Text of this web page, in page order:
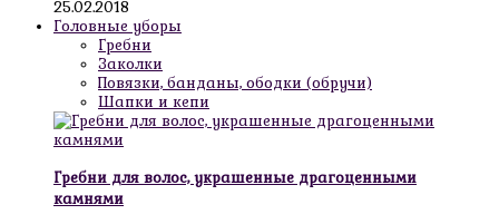
25.02.2018
Головные уборы
Гребни
Заколки
Повязки, банданы, ободки (обручи)
Шапки и кепи
Гребни для волос, украшенные драгоценными
камнями